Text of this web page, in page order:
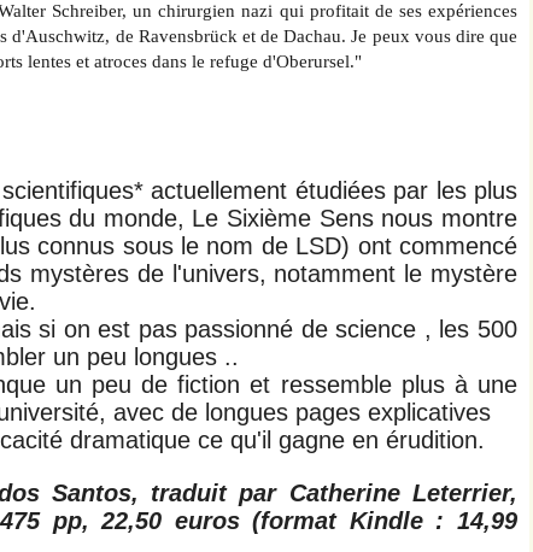
Schreiber, un chirurgien nazi qui profitait de ses expériences
d'Auschwitz, de Ravensbrück et de Dachau. Je peux vous dire que
lentes et atroces dans le refuge d'Oberursel."
actuellement étudiées par les plus
du monde, Le Sixième Sens nous montre
connus sous le nom de LSD) ont commencé
mystères de l'univers, notamment le mystère
si on est pas passionné de science , les 500
un peu longues ..
un peu de fiction et ressemble plus à une
avec de longues pages explicatives
dramatique ce qu'il gagne en érudition.
Santos, traduit par Catherine Leterrier,
pp, 22,50 euros (format Kindle : 14,99